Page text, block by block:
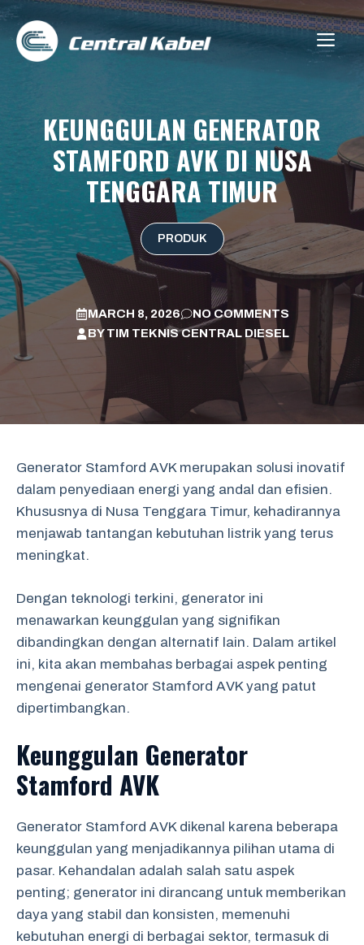
Skip
content
KEUNGGULAN GENERATOR
STAMFORD AVK DI NUSA
TENGGARA TIMUR
PRODUK
MARCH 8, 2026
NO COMMENTS
BYTIM TEKNIS CENTRAL DIESEL
Generator Stamford AVK merupakan solusi inovatif
dalam penyediaan energi yang andal dan efisien.
Khususnya di Nusa Tenggara Timur, kehadirannya
menjawab tantangan kebutuhan listrik yang terus
meningkat.
Dengan teknologi terkini, generator ini
menawarkan keunggulan yang signifikan
dibandingkan dengan alternatif lain. Dalam artikel
ini, kita akan membahas berbagai aspek penting
mengenai generator Stamford AVK yang patut
dipertimbangkan.
Keunggulan Generator
Stamford AVK
Generator Stamford AVK dikenal karena beberapa
keunggulan yang menjadikannya pilihan utama di
pasar. Kehandalan adalah salah satu aspek
penting; generator ini dirancang untuk memberikan
daya yang stabil dan konsisten, memenuhi
kebutuhan energi di berbagai sektor, termasuk di